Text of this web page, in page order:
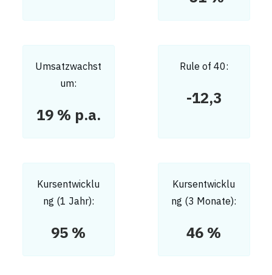
Umsatzwachst
um:
19 % p.a.
Rule of 40:
-12,3
Kursentwicklu
ng (1 Jahr):
95 %
Kursentwicklu
ng (3 Monate):
46 %